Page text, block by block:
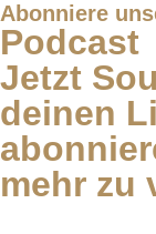
Abonniere
Podcast
Jetzt
deinen
mehr zu